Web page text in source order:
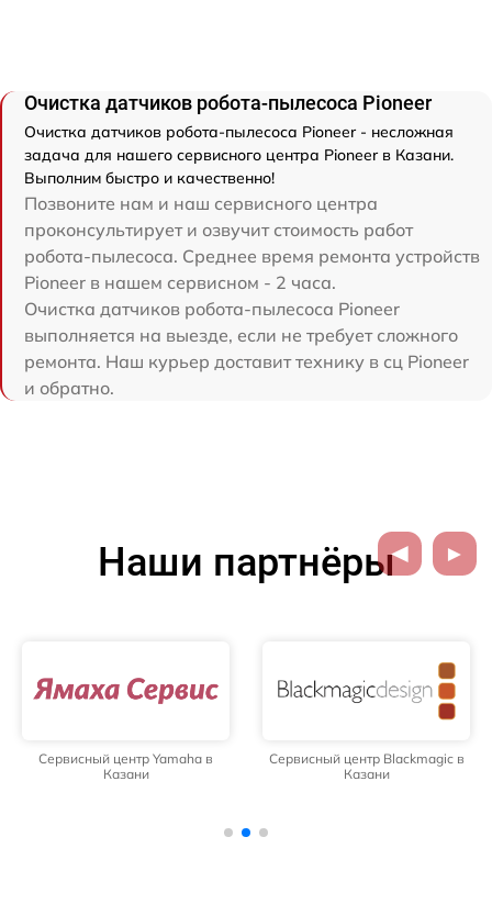
Очистка датчиков робота-пылесоса Pioneer
Очистка датчиков робота-пылесоса Pioneer - несложная
задача для нашего сервисного центра Pioneer в Казани.
Выполним быстро и качественно!
Позвоните нам и наш сервисного центра
проконсультирует и озвучит стоимость работ
робота-пылесоса. Среднее время ремонта устройств
Pioneer в нашем сервисном - 2 часа.
Очистка датчиков робота-пылесоса Pioneer
выполняется на выезде, если не требует сложного
ремонта. Наш курьер доставит технику в сц Pioneer
и обратно.
Наши партнёры
Сервисный центр Yamaha в
Казани
Сервисный центр Blackmagic в
Казани